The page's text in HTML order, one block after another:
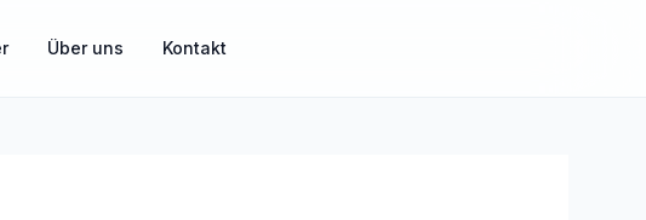
Über uns Kontakt